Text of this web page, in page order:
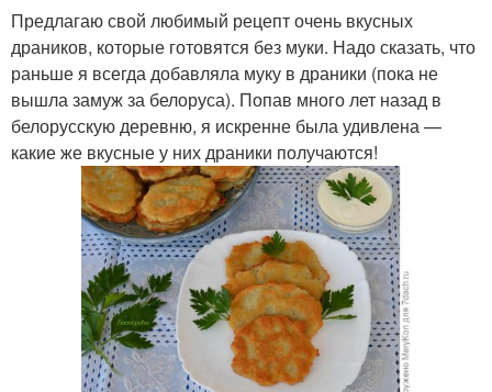
Предлагаю свой любимый рецепт очень вкусных
драников, которые готовятся без муки. Надо сказать, что
раньше я всегда добавляла муку в драники (пока не
вышла замуж за белоруса). Попав много лет назад в
белорусскую деревню, я искренне была удивлена —
какие же вкусные у них драники получаются!